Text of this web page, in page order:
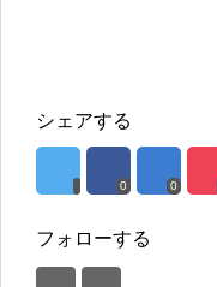
シェアする
0 0
フォローする